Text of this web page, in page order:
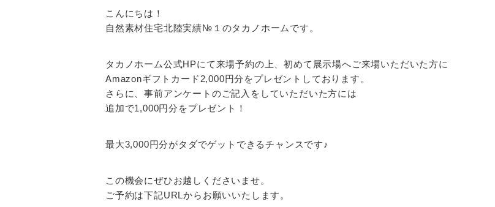
こんにちは！
自然素材住宅北陸実績№１のタカノホームです。
タカノホーム公式HPにて来場予約の上、初めて展示場へご来場いただいた方に
Amazonギフトカード2,000円分をプレゼントしております。
さらに、事前アンケートのご記入をしていただいた方には
追加で1,000円分をプレゼント！
最大3,000円分がタダでゲットできるチャンスです♪
この機会にぜひお越しくださいませ。
ご予約は下記URLからお願いいたします。